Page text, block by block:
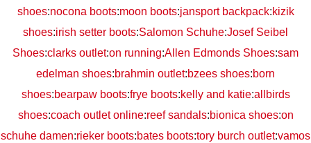
shoes:nocona boots:moon boots:jansport backpack:kizik
shoes:irish setter boots:Salomon Schuhe:Josef Seibel
Shoes:clarks outlet:on running:Allen Edmonds Shoes:sam
edelman shoes:brahmin outlet:bzees shoes:born
shoes:bearpaw boots:frye boots:kelly and katie:allbirds
shoes:coach outlet online:reef sandals:bionica shoes:on
schuhe damen:rieker boots:bates boots:tory burch outlet:vamos